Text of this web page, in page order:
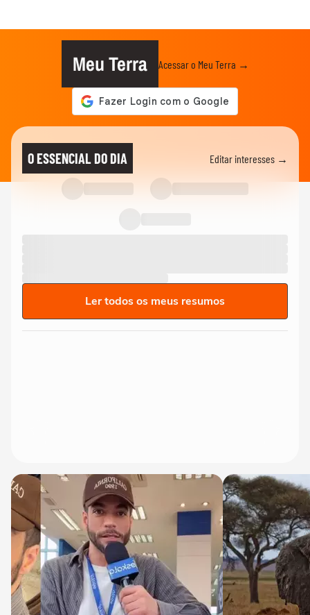
Meu Terra Acessar o Meu Terra →
O ESSENCIAL DO DIA Editar interesses →
Ler todos os meus resumos